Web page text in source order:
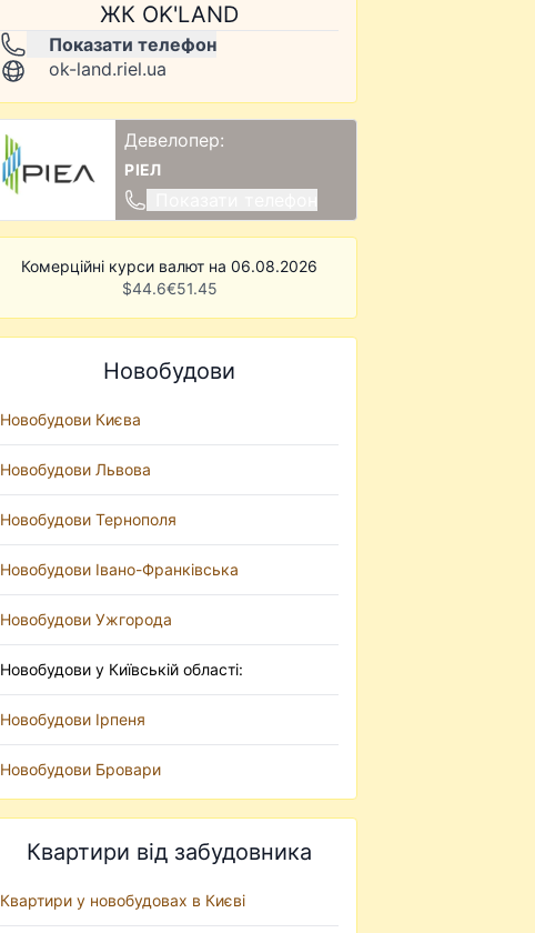
ЖК OK'LAND
Показати телефон
ok-land.riel.ua
Девелопер:
РІЕЛ
Комерційні курси валют на 06.08.2026
$44.6€51.45
Новобудови
Новобудови Києва
Новобудови Львова
Новобудови Тернополя
Новобудови Івано-Франківська
Новобудови Ужгорода
Новобудови у Київській області:
Новобудови Ірпеня
Новобудови Бровари
Квартири від забудовника
Квартири у новобудовах в Києві